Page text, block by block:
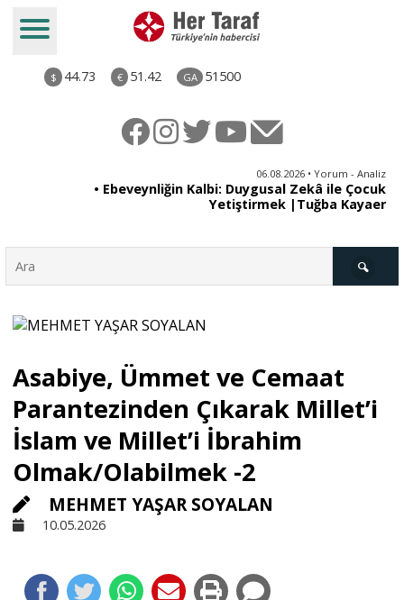
$ 44.73 € 51.42 GA 51500
06.08.2026 • Yorum - Analiz
• Ebeveynliğin Kalbi: Duygusal Zekâ ile Çocuk
Yetiştirmek |Tuğba Kayaer
Türkiye
Derkenar
Sivil Toplum
Kültür - Sanat
Asabiye, Ümmet ve Cemaat
Parantezinden Çıkarak Millet’i
İslam ve Millet’i İbrahim
Olmak/Olabilmek -2
MEHMET YAŞAR SOYALAN
10.05.2026